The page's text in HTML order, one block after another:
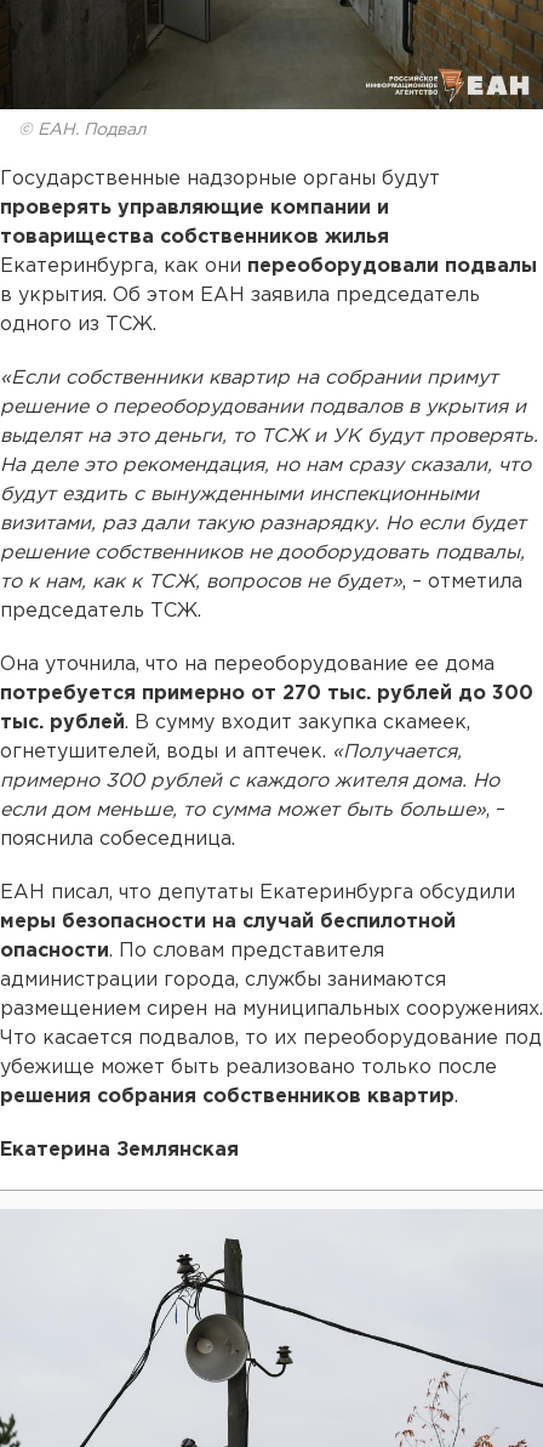
© ЕАН. Подвал
Государственные надзорные органы будут
проверять управляющие компании и
товарищества собственников жилья
Екатеринбурга, как они переоборудовали подвалы
в укрытия. Об этом ЕАН заявила председатель
одного из ТСЖ.
«Если собственники квартир на собрании примут
решение о переоборудовании подвалов в укрытия и
выделят на это деньги, то ТСЖ и УК будут проверять.
На деле это рекомендация, но нам сразу сказали, что
будут ездить с вынужденными инспекционными
визитами, раз дали такую разнарядку. Но если будет
решение собственников не дооборудовать подвалы,
то к нам, как к ТСЖ, вопросов не будет», – отметила
председатель ТСЖ.
Она уточнила, что на переоборудование ее дома
потребуется примерно от 270 тыс. рублей до 300
тыс. рублей. В сумму входит закупка скамеек,
огнетушителей, воды и аптечек. «Получается,
примерно 300 рублей с каждого жителя дома. Но
если дом меньше, то сумма может быть больше», –
пояснила собеседница.
ЕАН писал, что депутаты Екатеринбурга обсудили
меры безопасности на случай беспилотной
опасности. По словам представителя
администрации города, службы занимаются
размещением сирен на муниципальных сооружениях.
Что касается подвалов, то их переоборудование под
убежище может быть реализовано только после
решения собрания собственников квартир.
Екатерина Землянская